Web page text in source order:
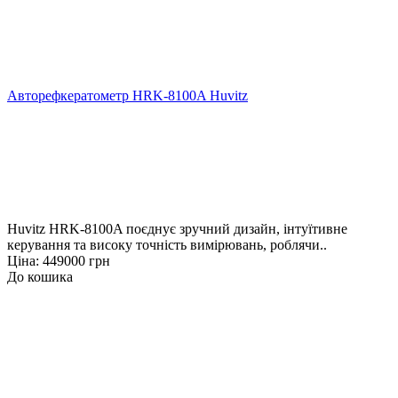
Авторефкератометр HRK-8100A Huvitz
Huvitz HRK-8100A поєднує зручний дизайн, інтуїтивне
керування та високу точність вимірювань, роблячи..
Ціна: 449000 грн
До кошика